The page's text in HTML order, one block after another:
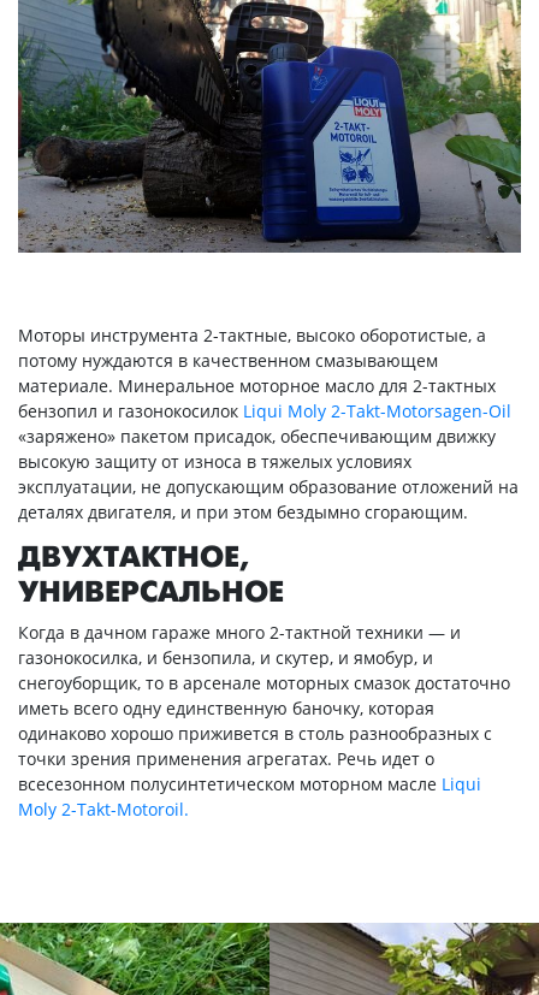
Моторы инструмента 2-тактные, высоко оборотистые, а
потому нуждаются в качественном смазывающем
материале. Минеральное моторное масло для 2-тактных
бензопил и газонокосилок Liqui Moly 2-Takt-Motorsagen-Oil
«заряжено» пакетом присадок, обеспечивающим движку
высокую защиту от износа в тяжелых условиях
эксплуатации, не допускающим образование отложений на
деталях двигателя, и при этом бездымно сгорающим.
ДВУХТАКТНОЕ,
УНИВЕРСАЛЬНОЕ
Когда в дачном гараже много 2-тактной техники — и
газонокосилка, и бензопила, и скутер, и ямобур, и
снегоуборщик, то в арсенале моторных смазок достаточно
иметь всего одну единственную баночку, которая
одинаково хорошо приживется в столь разнообразных с
точки зрения применения агрегатах. Речь идет о
всесезонном полусинтетическом моторном масле Liqui
Moly 2-Takt-Motoroil.